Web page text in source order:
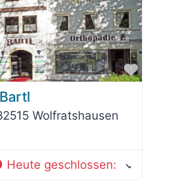
Favorit
Wolfratshausen
Heute geschlossen: